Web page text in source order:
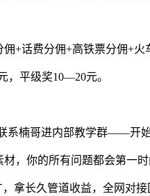
+话费分佣+高铁票分佣+火
，平级奖10—20元。
楠哥进内部教学群——开
，你的所有问题都会第一
拿长久管道收益，全网对接